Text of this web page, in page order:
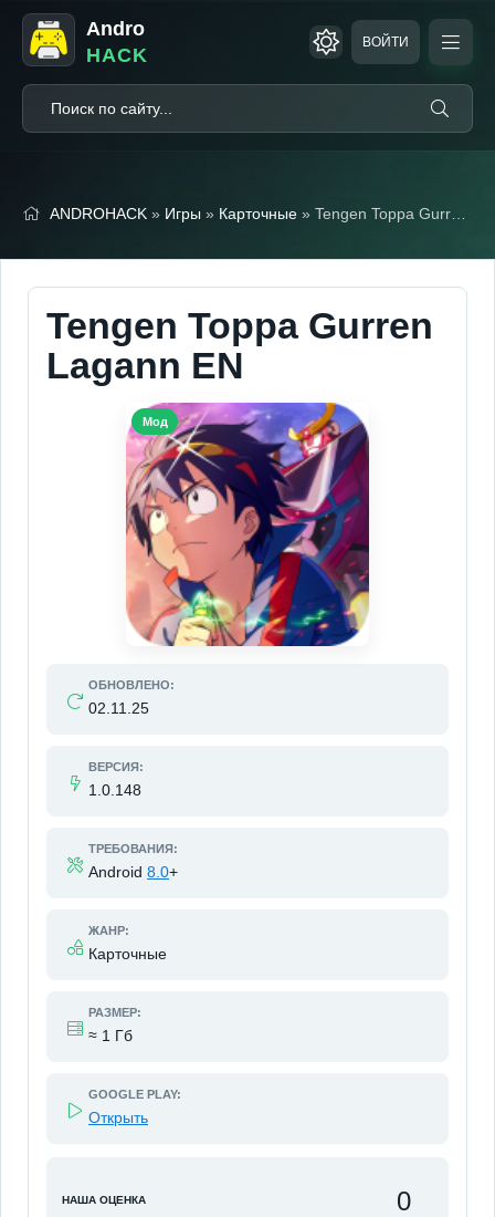
Andro
HACK
ВОЙТИ
ANDROHACK » Игры » Карточные » Tengen Toppa Gurren Lagann EN (Мод Меню)
Tengen Toppa Gurren
Lagann EN
ОБНОВЛЕНО:
02.11.25
ВЕРСИЯ:
1.0.148
ТРЕБОВАНИЯ:
Android 8.0+
ЖАНР:
Карточные
РАЗМЕР:
≈ 1 Гб
GOOGLE PLAY:
Открыть
НАША ОЦЕНКА 0
Мод